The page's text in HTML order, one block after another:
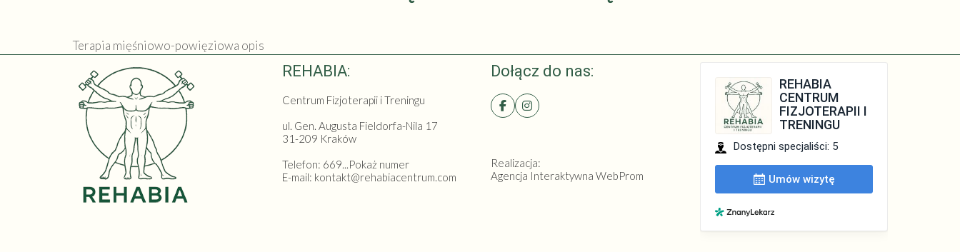
Terapia mięśniowo-powięziowa opis
REHABIA:
Centrum Fizjoterapii i Treningu
ul. Gen. Augusta Fieldorfa-Nila 17
31-209 Kraków
Telefon: 669...Pokaż numer
E-mail: kontakt@rehabiacentrum.com
Dołącz do nas:
Realizacja:
Agencja Interaktywna WebProm